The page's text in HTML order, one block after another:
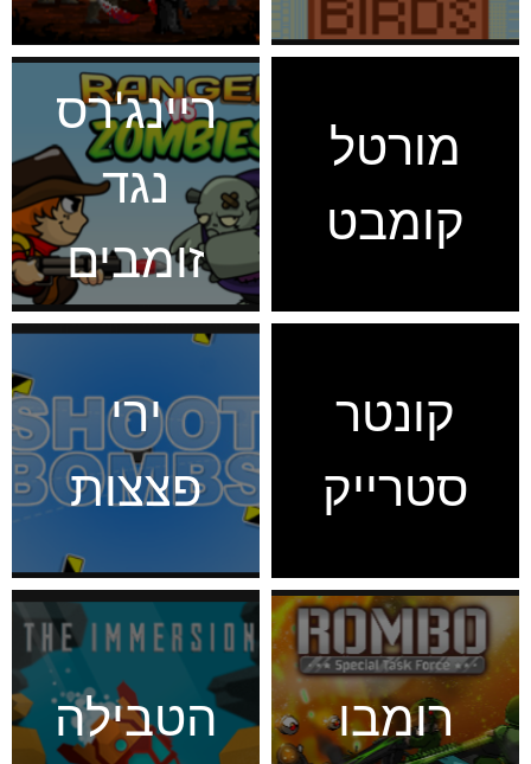
מורטל
קומבט
ריינג'רס
נגד
זומבים
קונטר
סטרייק
ירי
פצצות
רומבו הטבילה